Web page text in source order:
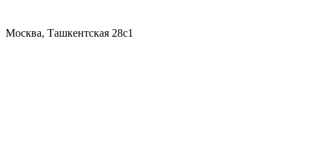
Москва, Ташкентская 28с1